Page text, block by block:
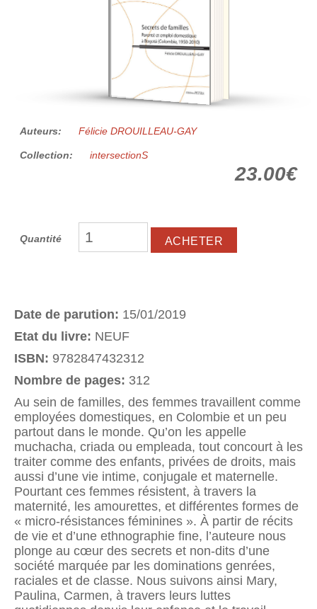
Auteurs: Félicie DROUILLEAU-GAY
Collection: intersectionS
23.00€
Quantité
Date de parution: 15/01/2019
Etat du livre: NEUF
ISBN: 9782847432312
Nombre de pages: 312
Au sein de familles, des femmes travaillent comme
employées domestiques, en Colombie et un peu
partout dans le monde. Qu’on les appelle
muchacha, criada ou empleada, tout concourt à les
traiter comme des enfants, privées de droits, mais
aussi d’une vie intime, conjugale et maternelle.
Pourtant ces femmes résistent, à travers la
maternité, les amourettes, et différentes formes de
« micro-résistances féminines ». À partir de récits
de vie et d’une ethnographie fine, l’auteure nous
plonge au cœur des secrets et non-dits d’une
société marquée par les dominations genrées,
raciales et de classe. Nous suivons ainsi Mary,
Paulina, Carmen, à travers leurs luttes